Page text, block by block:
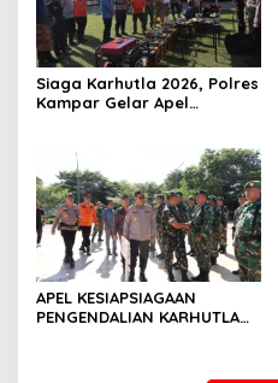
Siaga Karhutla 2026, Polres
Kampar Gelar Apel
APEL KESIAPSIAGAAN
PENGENDALIAN KARHUTLA